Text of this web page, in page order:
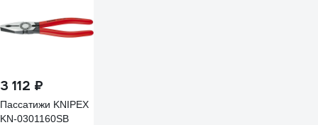
3 112 ₽
Пассатижи KNIPEX
KN-0301160SB